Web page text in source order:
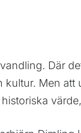
Där
Men